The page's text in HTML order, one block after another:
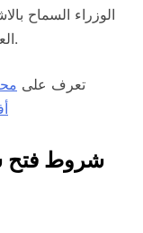
الوزراء السماح
العامة السماح لهم بذلك للحاجة إلى مهنهم.
تعرف على
شروط فتح